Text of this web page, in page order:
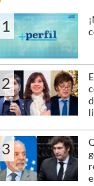
1
2
3